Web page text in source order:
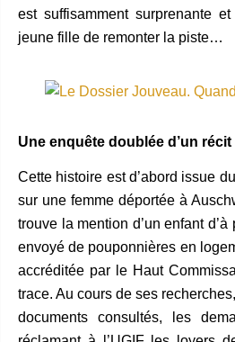
est suffisamment surprenante
jeune fille de remonter la piste…
Une enquête doublée d’un
Cette histoire est d’abord issue
sur une femme déportée à
trouve la mention d’un enfant
envoyé de pouponnières en
accréditée par le Haut
trace. Au cours de ses
documents consultés, les